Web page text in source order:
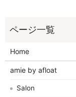
Home
amie by afloat
Salon